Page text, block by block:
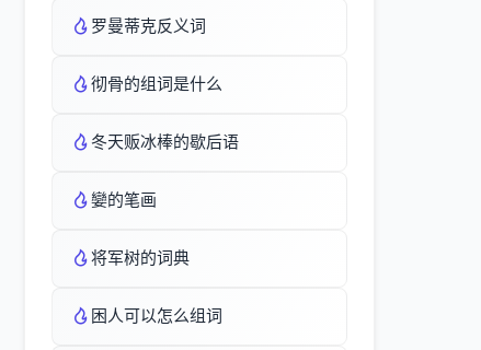
罗曼蒂克反义词
彻骨的组词是什么
冬天贩冰棒的歇后语
孌的笔画
将军树的词典
困人可以怎么组词